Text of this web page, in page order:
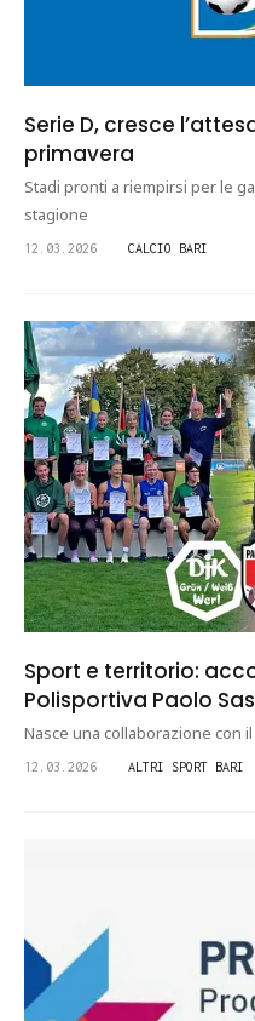
Serie D, cresce
primavera
Stadi pronti a riempirsi per le
stagione
12.03.2026 CALCIO BARI
Sport e territorio:
Polisportiva Paolo
Nasce una collaborazione con
12.03.2026 ALTRI SPORT BARI